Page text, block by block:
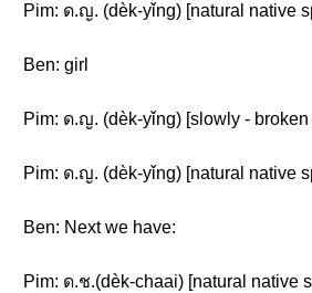
Pim: ด.ญ. (dèk-yǐng) [natural native
Ben: girl
Pim: ด.ญ. (dèk-yǐng) [slowly -
Pim: ด.ญ. (dèk-yǐng) [natural native
Ben: Next we have:
Pim: ด.ช.(dèk-chaai) [natural native